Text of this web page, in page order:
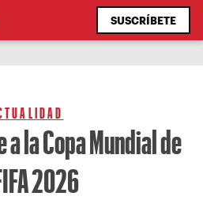
SUSCRÍBETE
la Copa Mundial de
2026